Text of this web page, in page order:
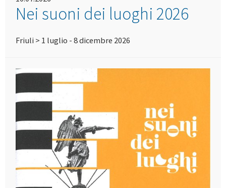
Nei suoni dei luoghi 2026
Friuli > 1 luglio - 8 dicembre 2026